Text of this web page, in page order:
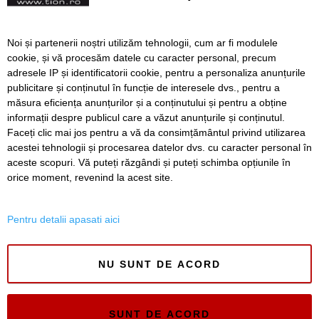
Soferi fara permis sau in
stare de ebrietate, depistati
de politisti in weekend
Înapoi Înainte
SERVICII Redactia
Folosinta Cookie-urilor
Noi și partenerii noștri utilizăm tehnologii, cum ar fi modulele
cookie, și vă procesăm datele cu caracter personal, precum
adresele IP și identificatorii cookie, pentru a personaliza anunțurile
publicitare și conținutul în funcție de interesele dvs., pentru a
măsura eficiența anunțurilor și a conținutului și pentru a obține
informații despre publicul care a văzut anunțurile și conținutul.
Faceți clic mai jos pentru a vă da consimțământul privind utilizarea
acestei tehnologii și procesarea datelor dvs. cu caracter personal în
aceste scopuri. Vă puteți răzgândi și puteți schimba opțiunile în
orice moment, revenind la acest site.
Pentru detalii apasati aici
NU SUNT DE ACORD
SUNT DE ACORD